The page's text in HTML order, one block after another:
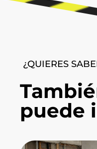
¿QUIERES
puede